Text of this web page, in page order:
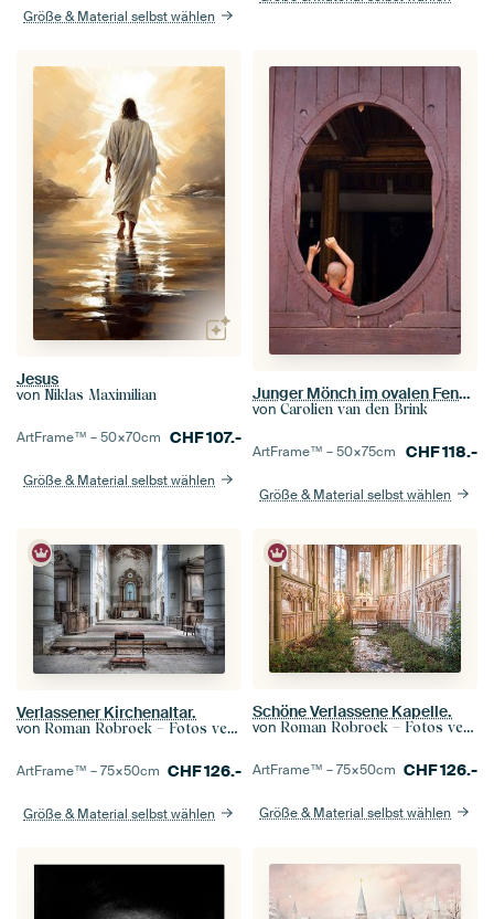
Größe & Material selbst wählen
Jesus
von Niklas Maximilian
ArtFrame™ –50×70cm CHF107.-
Größe & Material selbst wählen
Junger Mönch im ovalen Fenster
von Carolien van den Brink
ArtFrame™ –50×75cm CHF118.-
Größe & Material selbst wählen
Verlassener Kirchenaltar.
von Roman Robroek – Fotos verlassener Gebäude
ArtFrame™ –75×50cm CHF126.-
Größe & Material selbst wählen
Schöne Verlassene Kapelle.
von Roman Robroek – Fotos verlassener Gebäude
ArtFrame™ –75×50cm CHF126.-
Größe & Material selbst wählen